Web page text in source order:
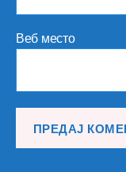
Веб место